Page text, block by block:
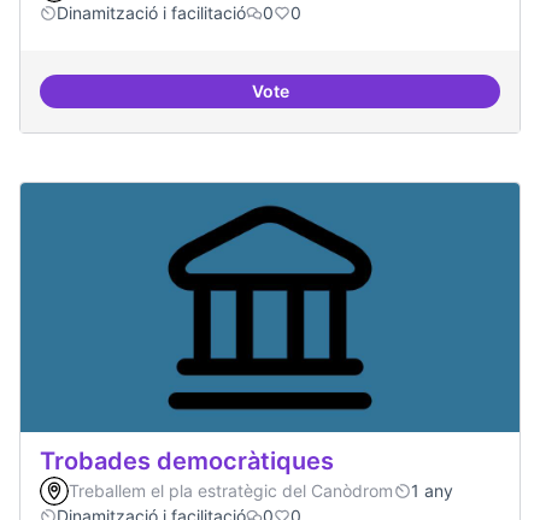
Dinamització i facilitació
0 0
VoteSuport a projectes digitals i
Trobades democràtiques
Treballem el pla estratègic del Canòdrom
1 any
Dinamització i facilitació
0 0